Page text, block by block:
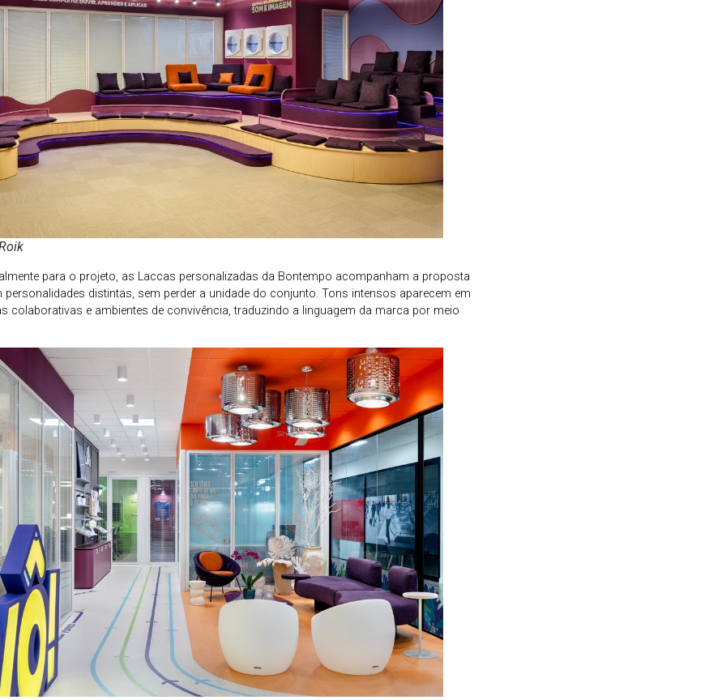
para o projeto, as Laccas personalizadas da Bontempo acompanham a proposta
distintas, sem perder a unidade do conjunto. Tons intensos aparecem em
colaborativas e ambientes de convivência, traduzindo a linguagem da marca por meio